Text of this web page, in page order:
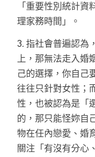
「重要性別統計
理家務時間」。
3. 指社會普遍認為
上，那無法走入婚
己的選擇，你自己
往往只針對女性；
性，也被認為是「
的，那只能怪妳自
物在任內戀愛、婚
關注「有沒有分心